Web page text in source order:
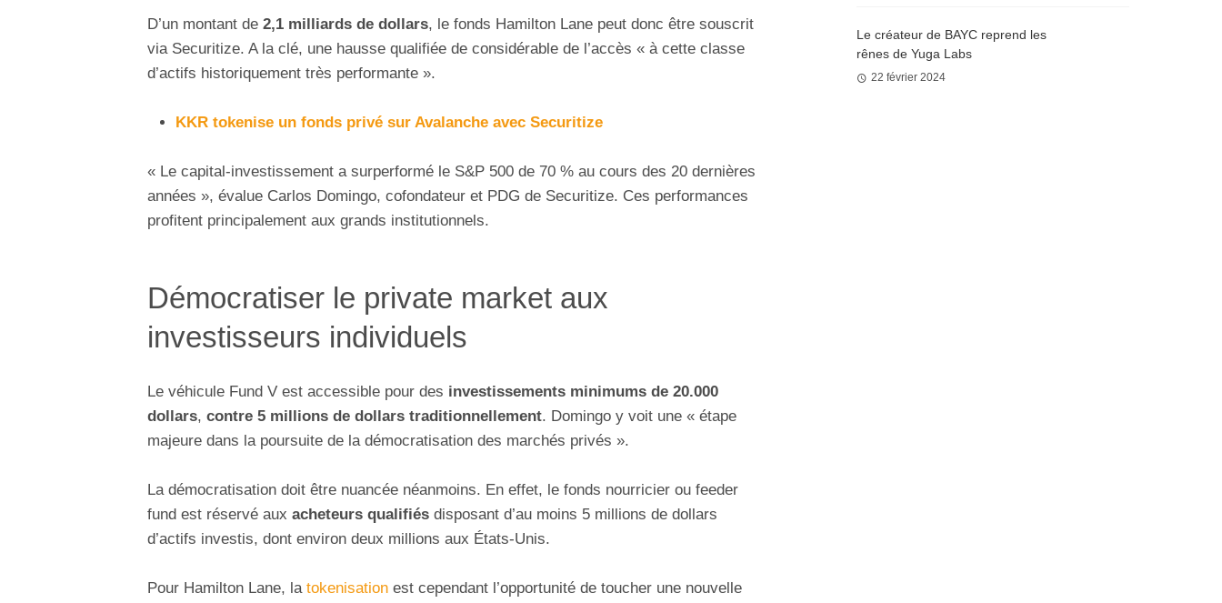
D’un montant de 2,1 milliards de dollars, le fonds Hamilton Lane peut donc être souscrit
via Securitize. A la clé, une hausse qualifiée de considérable de l’accès « à cette classe
d’actifs historiquement très performante ».
KKR tokenise un fonds privé sur Avalanche avec Securitize
« Le capital-investissement a surperformé le S&P 500 de 70 % au cours des 20 dernières
années », évalue Carlos Domingo, cofondateur et PDG de Securitize. Ces performances
profitent principalement aux grands institutionnels.
Démocratiser le private market aux
investisseurs individuels
Le véhicule Fund V est accessible pour des investissements minimums de 20.000
dollars, contre 5 millions de dollars traditionnellement. Domingo y voit une « étape
majeure dans la poursuite de la démocratisation des marchés privés ».
La démocratisation doit être nuancée néanmoins. En effet, le fonds nourricier ou feeder
fund est réservé aux acheteurs qualifiés disposant d’au moins 5 millions de dollars
d’actifs investis, dont environ deux millions aux États-Unis.
Pour Hamilton Lane, la tokenisation est cependant l’opportunité de toucher une nouvelle
Le créateur de BAYC reprend les
rênes de Yuga Labs
22 février 2024